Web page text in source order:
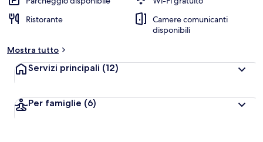
Ristorante
Camere comunicanti
disponibili
Mostra tutto
Servizi principali (12)
Per famiglie (6)